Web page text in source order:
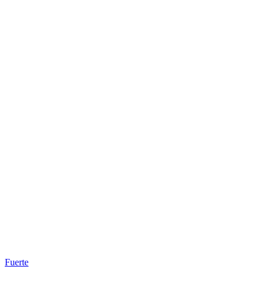
Fuerte